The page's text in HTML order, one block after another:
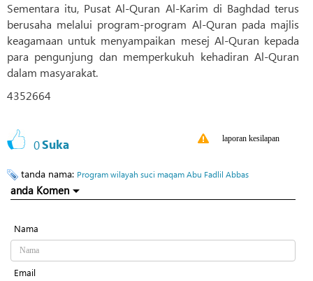
Sementara itu, Pusat Al-Quran Al-Karim di Baghdad terus
berusaha melalui program-program Al-Quran pada majlis
keagamaan untuk menyampaikan mesej Al-Quran kepada
para pengunjung dan memperkukuh kehadiran Al-Quran
dalam masyarakat.
4352664
0Suka laporan kesilapan
tanda nama: Program wilayah suci maqam Abu Fadlil Abbas
anda Komen
Nama
Email